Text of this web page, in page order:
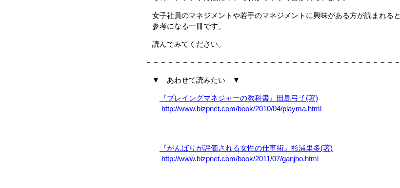
女子社員のマネジメントや若手のマネジメントに興味がある方が読まれると
参考になる一冊です。
読んでみてください。
－－－－－－－－－－－－－－－－－－－－－－－－－－－－－－－－－－－
▼ あわせて読みたい ▼
『プレイングマネジャーの教科書』田島弓子(著)
http://www.bizpnet.com/book/2010/04/playma.html
『がんばりが評価される女性の仕事術』杉浦里多(著)
http://www.bizpnet.com/book/2011/07/ganjho.html